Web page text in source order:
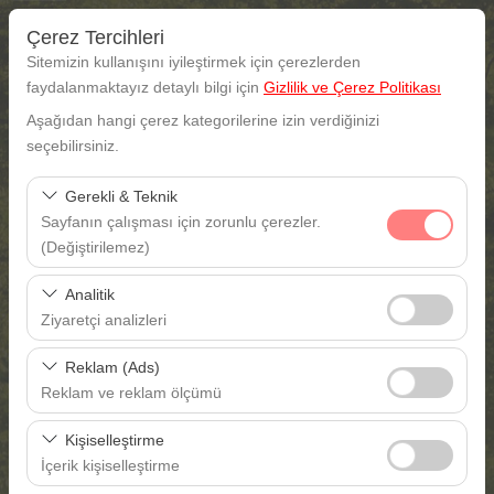
Çerez Tercihleri
Sitemizin kullanışını iyileştirmek için çerezlerden
faydalanmaktayız detaylı bilgi için Gizlilik ve Çerez Politikası
Aşağıdan hangi çerez kategorilerine izin verdiğinizi
seçebilirsiniz.
Gerekli & Teknik
Sayfanın çalışması için zorunlu çerezler.
(Değiştirilemez)
Bu çerezler sitenin doğru şekilde çalışması, güvenlik,
oturum yönetimi ve temel işlevler için gereklidir. Devre
dışı bırakılamaz.
Analitik
Ziyaretçi analizleri
Bu çerezler, sitemizin nasıl kullanıldığını (ziyaretçi sayısı,
en çok ziyaret edilen sayfalar, kullanıcı davranışları)
analiz etmemizi sağlar. Bu veriler, web sitesi
performansını ölçmek ve kullanıcı deneyimini sürekli
iyileştirmek için kullanılır.
Reklam (Ads)
Reklam ve reklam ölçümü
Bu çerezler, size ilgi alanlarınıza uygun kişiselleştirilmiş
reklamlar göstermemize ve reklam kampanyalarımızın
etkinliğini (gösterim sayısı, tıklama oranı) ölçmemize
Kişiselleştirme
İçerik kişiselleştirme
Araç Alış Yeri
Gaziantep Gaziantep havalimanı
Farklı yerde bırakmak istiyorum
Araç Alım Tarihi
09:00
Araç Teslim Tarihi